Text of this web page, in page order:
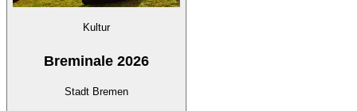
Kultur
Breminale 2026
Stadt Bremen